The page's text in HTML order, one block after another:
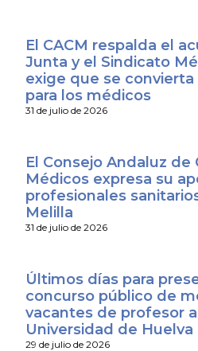
El CACM respalda el
Junta y el Sindicato
exige que se
para los médicos
31 de julio de 2026
El Consejo Andaluz de
Médicos expresa su
profesionales
Melilla
31 de julio de 2026
Últimos días para
concurso público de
vacantes de profesor
Universidad de Huelva
29 de julio de 2026